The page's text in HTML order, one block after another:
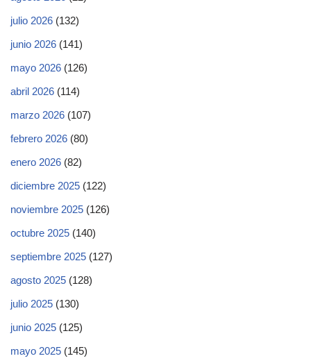
julio 2026 (132)
junio 2026 (141)
mayo 2026 (126)
abril 2026 (114)
marzo 2026 (107)
febrero 2026 (80)
enero 2026 (82)
diciembre 2025 (122)
noviembre 2025 (126)
octubre 2025 (140)
septiembre 2025 (127)
agosto 2025 (128)
julio 2025 (130)
junio 2025 (125)
mayo 2025 (145)